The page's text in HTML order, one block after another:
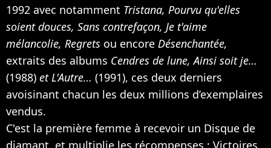
1992 avec notamment Tristana, Pourvu qu'elles
soient douces, Sans contrefaçon, Je t'aime
mélancolie, Regrets ou encore Désenchantée,
extraits des albums Cendres de lune, Ainsi soit je…
(1988) et L'Autre… (1991), ces deux derniers
avoisinant chacun les deux millions d’exemplaires
vendus.
C'est la première femme à recevoir un Disque de
diamant, et multiplie les récompenses : Victoires